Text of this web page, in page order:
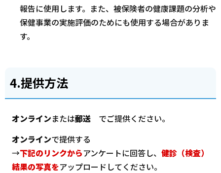
報告に使用します。また、被保険者の健康課題の分析や
保健事業の実施評価のためにも使用する場合がありま
す。
4.提供方法
オンラインまたは郵送でご提供ください。
オンラインで提供する
→下記のリンクからアンケートに回答し、 健診（検査）
結果の写真をアップロードしてください。